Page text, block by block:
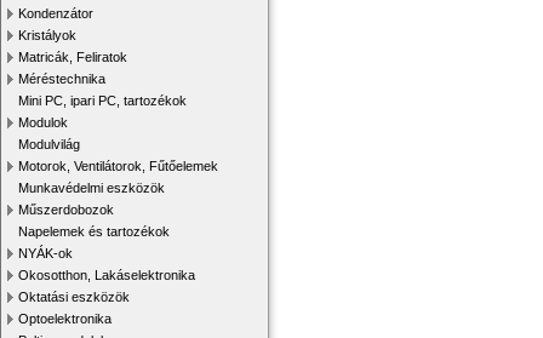
Kondenzátor
Kristályok
Matricák, Feliratok
Méréstechnika
Mini PC, ipari PC, tartozékok
Modulok
Modulvilág
Motorok, Ventilátorok, Fűtőelemek
Munkavédelmi eszközök
Műszerdobozok
Napelemek és tartozékok
NYÁK-ok
Okosotthon, Lakáselektronika
Oktatási eszközök
Optoelektronika